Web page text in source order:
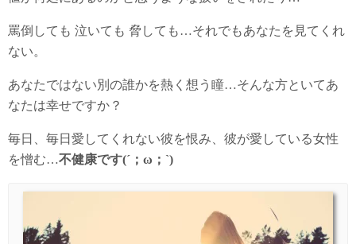
罵倒しても 泣いても 脅しても…それでもあなたを見てくれ
ない。
あなたではない別の誰かを熱く想う瞳…そんな方といてあ
なたは幸せですか？
毎日、毎日愛してくれない彼を恨み、彼が愛している女性
を憎む…不健康です(´；ω；`)